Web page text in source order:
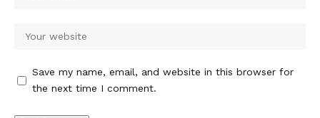
Save my name, email, and website in this browser for
the next time I comment.